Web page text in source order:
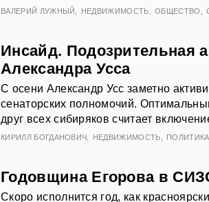
ВАЛЕРИЙ ЛУЖНЫЙ НЕДВИЖИМОСТЬ ОБЩЕСТВО
Инсайд. Подозрительная
Александра Усса
С осени Александр Усс заметно
сенаторских полномочий.
друг всех сибиряков считает
КИРИЛЛ БОГДАНОВИЧ НЕДВИЖИМОСТЬ ПОЛИТИКА
Годовщина Егорова в
Скоро исполнится год, как